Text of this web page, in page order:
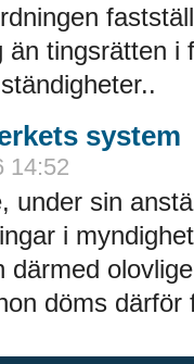
än tingsrätten i
system
14:52
under sin
i
döms därför